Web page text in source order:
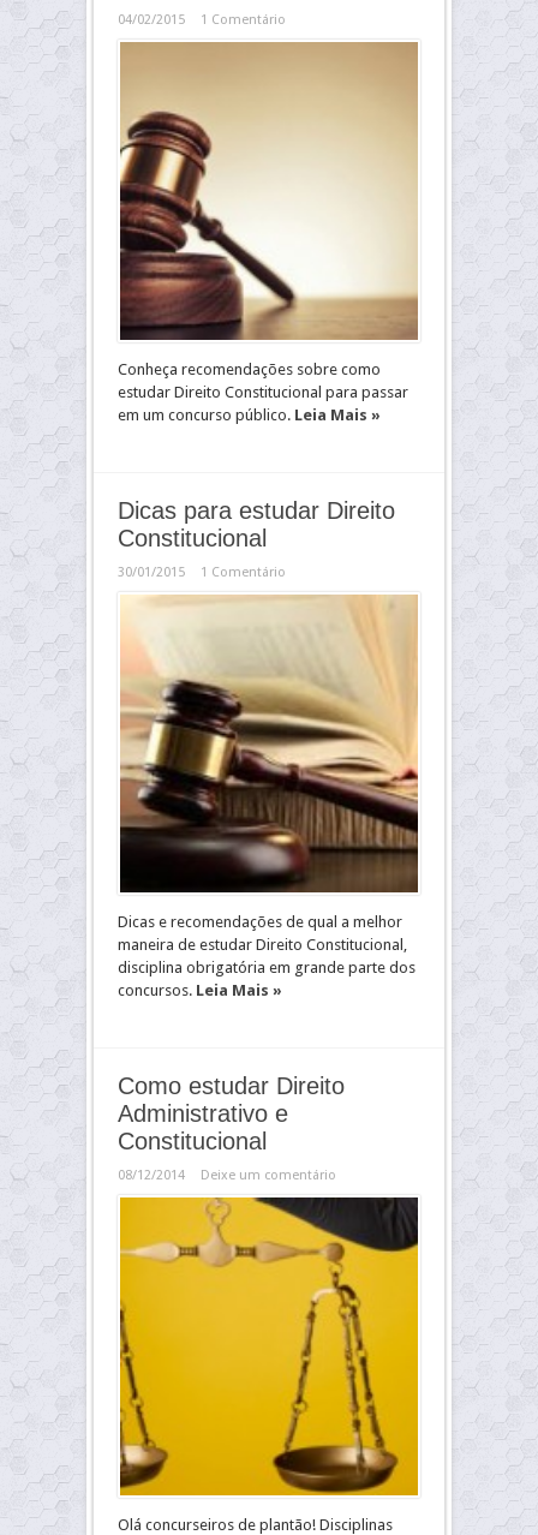
04/02/2015 1 Comentário
Conheça recomendações sobre como
estudar Direito Constitucional para passar
em um concurso público. Leia Mais »
Dicas para estudar Direito
Constitucional
30/01/2015 1 Comentário
Dicas e recomendações de qual a melhor
maneira de estudar Direito Constitucional,
disciplina obrigatória em grande parte dos
concursos. Leia Mais »
Como estudar Direito
Administrativo e
Constitucional
08/12/2014 Deixe um comentário
Olá concurseiros de plantão! Disciplinas